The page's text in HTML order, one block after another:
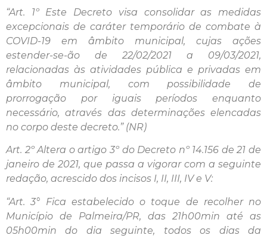
“Art. 1º Este Decreto visa consolidar as medidas
excepcionais de caráter temporário de combate à
COVID-19 em âmbito municipal, cujas ações
estender-se-ão de 22/02/2021 a 09/03/2021,
relacionadas às atividades pública e privadas em
âmbito municipal, com possibilidade de
prorrogação por iguais períodos enquanto
necessário, através das determinações elencadas
no corpo deste decreto.” (NR)
Art. 2º Altera o artigo 3º do Decreto nº 14.156 de 21 de
janeiro de 2021, que passa a vigorar com a seguinte
redação, acrescido dos incisos I, II, III, IV e V:
“Art. 3° Fica estabelecido o toque de recolher no
Município de Palmeira/PR, das 21h00min até as
05h00min do dia seguinte, todos os dias da